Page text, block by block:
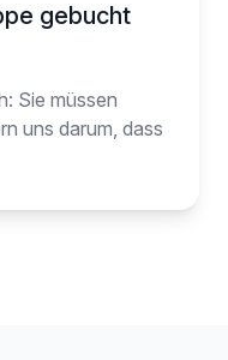
gebucht
Sie müssen
uns darum, dass